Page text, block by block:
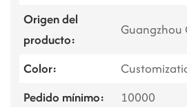
Origen del
producto:
Guangzhou
Color:
Pedido mínimo:
10000